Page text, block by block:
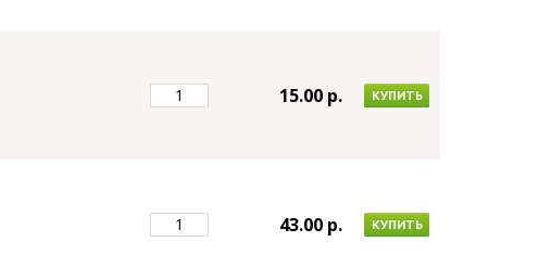
15.00 p. КУПИТЬ
43.00 p. КУПИТЬ